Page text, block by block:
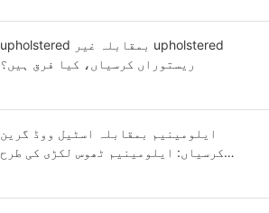
upholstered بمقابلہ غیر upholstered
ریستوراں کرسیاں، کیا فرق ہیں؟
ایلومینیم بمقابلہ اسٹیل ووڈ گرین
کرسیاں: ایلومینیم ٹھوس لکڑی کی طرح